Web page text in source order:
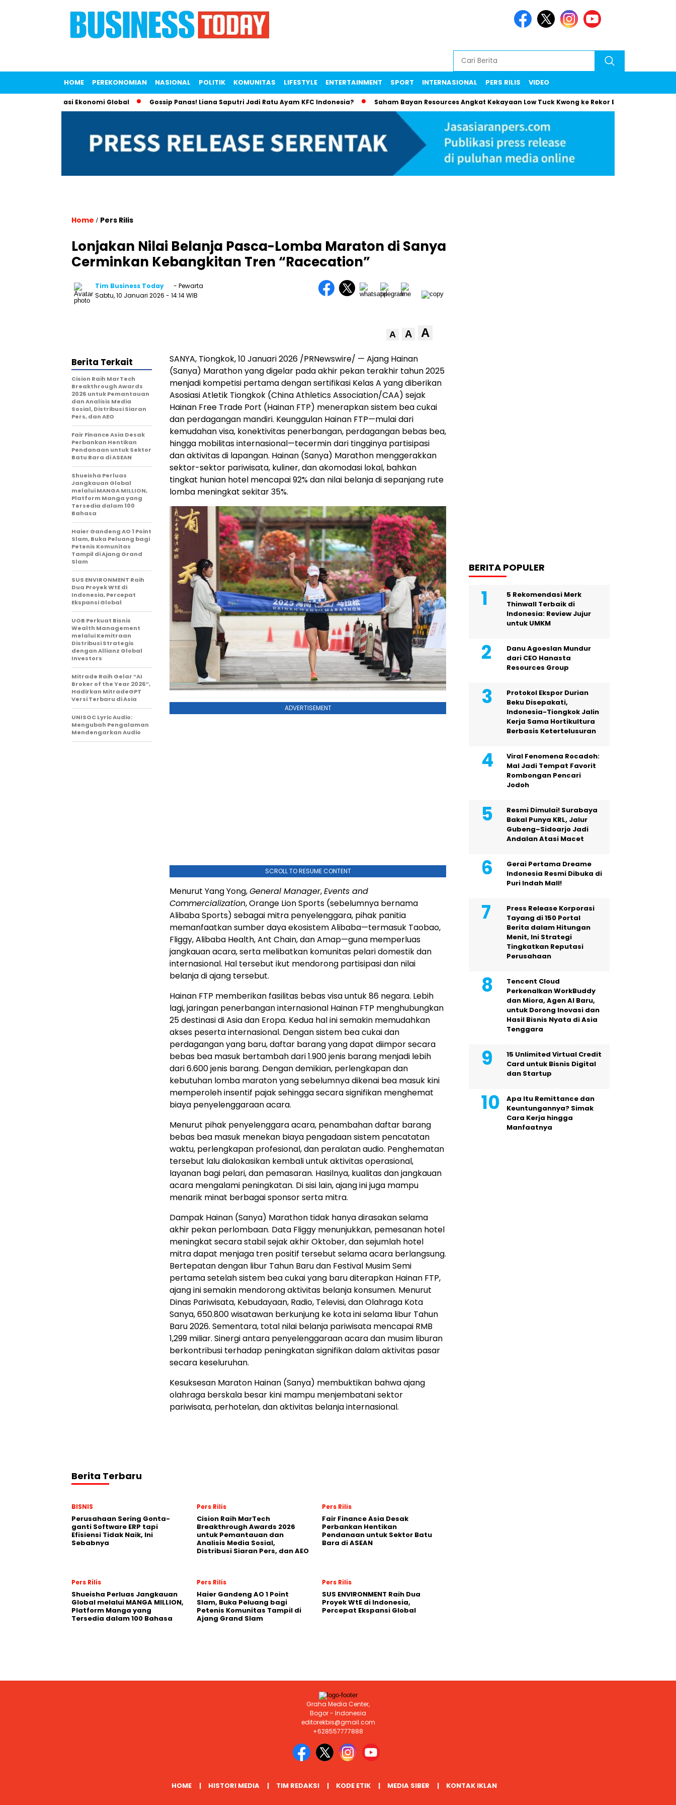
HOME PEREKONOMIAN NASIONAL POLITIK KOMUNITAS LIFESTYLE ENTERTAINMENT SPORT INTERNASIONAL PERS RILIS VIDEO
Tren Isolasi Ekonomi Global Gossip Panas! Liana Saputri Jadi Ratu Ayam KFC Indonesia? Saham Bayan Resources Angkat Kekayaan Low Tuck Kwong ke Rekor Baru
Home / Pers Rilis
Lonjakan Nilai Belanja Pasca-Lomba Maraton di Sanya
Cerminkan Kebangkitan Tren “Racecation”
Tim Business Today
- Pewarta
Sabtu, 10 Januari 2026 - 14:14 WIB
A A A
SANYA, Tiongkok, 10 Januari 2026 /PRNewswire/ — Ajang Hainan
(Sanya) Marathon yang digelar pada akhir pekan terakhir tahun 2025
menjadi kompetisi pertama dengan sertifikasi Kelas A yang diberikan
Asosiasi Atletik Tiongkok (China Athletics Association/CAA) sejak
Hainan Free Trade Port (Hainan FTP) menerapkan sistem bea cukai
dan perdagangan mandiri. Keunggulan Hainan FTP—mulai dari
kemudahan visa, konektivitas penerbangan, perdagangan bebas bea,
hingga mobilitas internasional—tecermin dari tingginya partisipasi
dan aktivitas di lapangan. Hainan (Sanya) Marathon menggerakkan
sektor-sektor pariwisata, kuliner, dan akomodasi lokal, bahkan
tingkat hunian hotel mencapai 92% dan nilai belanja di sepanjang rute
lomba meningkat sekitar 35%.
ADVERTISEMENT
SCROLL TO RESUME CONTENT
Menurut Yang Yong,General Manager,Events and
Commercialization, Orange Lion Sports (sebelumnya bernama
Alibaba Sports) sebagai mitra penyelenggara, pihak panitia
memanfaatkan sumber daya ekosistem Alibaba—termasuk Taobao,
Fliggy, Alibaba Health, Ant Chain, dan Amap—guna memperluas
jangkauan acara, serta melibatkan komunitas pelari domestik dan
internasional. Hal tersebut ikut mendorong partisipasi dan nilai
belanja di ajang tersebut.
Hainan FTP memberikan fasilitas bebas visa untuk 86 negara. Lebih
lagi, jaringan penerbangan internasional Hainan FTP menghubungkan
25 destinasi di Asia dan Eropa. Kedua hal ini semakin memudahkan
akses peserta internasional. Dengan sistem bea cukai dan
perdagangan yang baru, daftar barang yang dapat diimpor secara
bebas bea masuk bertambah dari 1.900 jenis barang menjadi lebih
dari 6.600 jenis barang. Dengan demikian, perlengkapan dan
kebutuhan lomba maraton yang sebelumnya dikenai bea masuk kini
memperoleh insentif pajak sehingga secara signifikan menghemat
biaya penyelenggaraan acara.
Menurut pihak penyelenggara acara, penambahan daftar barang
bebas bea masuk menekan biaya pengadaan sistem pencatatan
waktu, perlengkapan profesional, dan peralatan audio. Penghematan
tersebut lalu dialokasikan kembali untuk aktivitas operasional,
layanan bagi pelari, dan pemasaran. Hasilnya, kualitas dan jangkauan
acara mengalami peningkatan. Di sisi lain, ajang ini juga mampu
menarik minat berbagai sponsor serta mitra.
Dampak Hainan (Sanya) Marathon tidak hanya dirasakan selama
akhir pekan perlombaan. Data Fliggy menunjukkan, pemesanan hotel
meningkat secara stabil sejak akhir Oktober, dan sejumlah hotel
mitra dapat menjaga tren positif tersebut selama acara berlangsung.
Bertepatan dengan libur Tahun Baru dan Festival Musim Semi
pertama setelah sistem bea cukai yang baru diterapkan Hainan FTP,
ajang ini semakin mendorong aktivitas belanja konsumen. Menurut
Dinas Pariwisata, Kebudayaan, Radio, Televisi, dan Olahraga Kota
Sanya, 650.800 wisatawan berkunjung ke kota ini selama libur Tahun
Baru 2026. Sementara, total nilai belanja pariwisata mencapai RMB
1,299 miliar. Sinergi antara penyelenggaraan acara dan musim liburan
berkontribusi terhadap peningkatan signifikan dalam aktivitas pasar
secara keseluruhan.
Kesuksesan Maraton Hainan (Sanya) membuktikan bahwa ajang
olahraga berskala besar kini mampu menjembatani sektor
pariwisata, perhotelan, dan aktivitas belanja internasional.
Berita Terkait
Cision Raih MarTech
Breakthrough Awards
2026 untuk Pemantauan
dan Analisis Media
Sosial, Distribusi Siaran
Pers, dan AEO
Fair Finance Asia Desak
Perbankan Hentikan
Pendanaan untuk Sektor
Batu Bara di ASEAN
Shueisha Perluas
Jangkauan Global
melalui MANGA MILLION,
Platform Manga yang
Tersedia dalam 100
Bahasa
Haier Gandeng AO 1 Point
Slam, Buka Peluang bagi
Petenis Komunitas
Tampil di Ajang Grand
Slam
SUS ENVIRONMENT Raih
Dua Proyek WtE di
Indonesia, Percepat
Ekspansi Global
UOB Perkuat Bisnis
Wealth Management
melalui Kemitraan
Distribusi Strategis
dengan Allianz Global
Investors
Mitrade Raih Gelar “AI
Broker of the Year 2026”,
Hadirkan MitradeGPT
Versi Terbaru di Asia
UNISOC Lyric Audio:
Mengubah Pengalaman
Mendengarkan Audio
Berita Terbaru
BISNIS
Perusahaan Sering Gonta-
ganti Software ERP tapi
Efisiensi Tidak Naik, Ini
Sebabnya
Pers Rilis
Cision Raih MarTech
Breakthrough Awards 2026
untuk Pemantauan dan
Analisis Media Sosial,
Distribusi Siaran Pers, dan AEO
Pers Rilis
Fair Finance Asia Desak
Perbankan Hentikan
Pendanaan untuk Sektor Batu
Bara di ASEAN
Pers Rilis
Shueisha Perluas Jangkauan
Global melalui MANGA MILLION,
Platform Manga yang
Tersedia dalam 100 Bahasa
Pers Rilis
Haier Gandeng AO 1 Point
Slam, Buka Peluang bagi
Petenis Komunitas Tampil di
Ajang Grand Slam
Pers Rilis
SUS ENVIRONMENT Raih Dua
Proyek WtE di Indonesia,
Percepat Ekspansi Global
BERITA POPULER
5 Rekomendasi Merk
Thinwall Terbaik di
Indonesia: Review Jujur
untuk UMKM
Danu Agoeslan Mundur
dari CEO Hanasta
Resources Group
Protokol Ekspor Durian
Beku Disepakati,
Indonesia-Tiongkok Jalin
Kerja Sama Hortikultura
Berbasis Ketertelusuran
Viral Fenomena Rocadoh:
Mal Jadi Tempat Favorit
Rombongan Pencari
Jodoh
Resmi Dimulai! Surabaya
Bakal Punya KRL, Jalur
Gubeng–Sidoarjo Jadi
Andalan Atasi Macet
Gerai Pertama Dreame
Indonesia Resmi Dibuka di
Puri Indah Mall!
Press Release Korporasi
Tayang di 150 Portal
Berita dalam Hitungan
Menit, Ini Strategi
Tingkatkan Reputasi
Perusahaan
Tencent Cloud
Perkenalkan WorkBuddy
dan Miora, Agen AI Baru,
untuk Dorong Inovasi dan
Hasil Bisnis Nyata di Asia
Tenggara
15 Unlimited Virtual Credit
Card untuk Bisnis Digital
dan Startup
Apa Itu Remittance dan
Keuntungannya? Simak
Cara Kerja hingga
Manfaatnya
Graha Media Center,
Bogor - Indonesia
editorekbis@gmail.com
+628557777888
HOME HISTORI MEDIA TIM REDAKSI KODE ETIK MEDIA SIBER KONTAK IKLAN